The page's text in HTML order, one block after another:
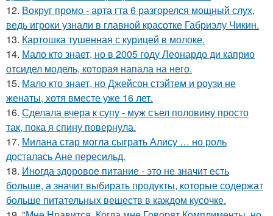
12. Вокруг промо - арта гта 6 разгорелся мощный слух,
ведь игроки узнали в главной красотке Габриэлу Чикин.
13. Картошка тушенная с курицей в молоке.
14. Мало кто знает, но в 2005 году Леонардо ди каприо
отсидел модель, которая напала на него.
15. Мало кто знает, но Джейсон стэйтем и роузи не
женаты, хотя вместе уже 16 лет.
16. Сделала вчера к супу - муж съел половину просто
так, пока я спину повернула.
17. Милана стар могла сыграть Алису … но роль
досталась Ане пересильд.
18. Иногда здоровое питание - это не значит есть
больше, а значит выбирать продукты, которые содержат
больше питательных веществ в каждом кусочке.